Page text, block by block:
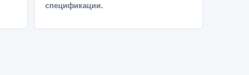
спецификации.